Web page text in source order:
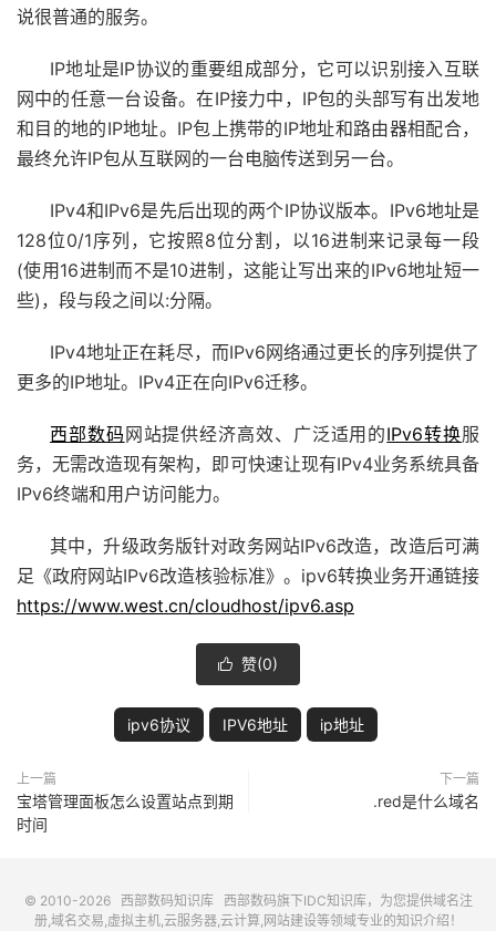
说很普通的服务。
IP地址是IP协议的重要组成部分，它可以识别接入互联
网中的任意一台设备。在IP接力中，IP包的头部写有出发地
和目的地的IP地址。IP包上携带的IP地址和路由器相配合，
最终允许IP包从互联网的一台电脑传送到另一台。
IPv4和IPv6是先后出现的两个IP协议版本。IPv6地址是
128位0/1序列，它按照8位分割，以16进制来记录每一段
(使用16进制而不是10进制，这能让写出来的IPv6地址短一
些)，段与段之间以:分隔。
IPv4地址正在耗尽，而IPv6网络通过更长的序列提供了
更多的IP地址。IPv4正在向IPv6迁移。
西部数码 网站提供经济高效、广泛适用的IPv6转换服
务，无需改造现有架构，即可快速让现有IPv4业务系统具备
IPv6终端和用户访问能力。
其中，升级政务版针对政务网站IPv6改造，改造后可满
足《政府网站IPv6改造核验标准》。ipv6转换业务开通链接
https://www.west.cn/cloudhost/ipv6.asp
 赞(0)
ipv6协议 IPV6地址 ip地址
上一篇
宝塔管理面板怎么设置站点到期
时间
下一篇
.red是什么域名
© 2010-2026 西部数码知识库 西部数码旗下IDC知识库，为您提供域名注
册,域名交易,虚拟主机,云服务器,云计算,网站建设等领域专业的知识介绍！